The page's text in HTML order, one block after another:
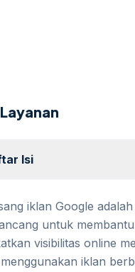
Isi
iklan Google
untuk
visibilitas online
iklan